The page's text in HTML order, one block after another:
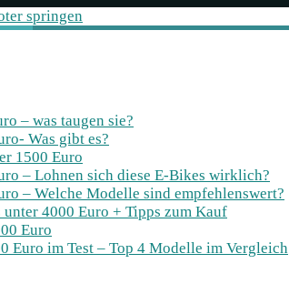
springen
– was taugen sie?
Was gibt es?
1500 Euro
– Lohnen sich diese E-Bikes wirklich?
– Welche Modelle sind empfehlenswert?
unter 4000 Euro + Tipps zum Kauf
Euro
Euro im Test – Top 4 Modelle im Vergleich